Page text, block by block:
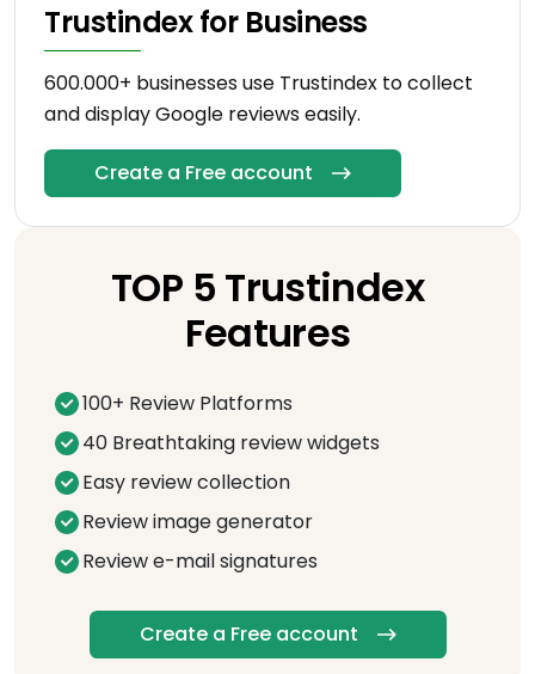
Trustindex for Business
600.000+ businesses use Trustindex to collect
and display Google reviews easily.
Create a Free account
TOP 5 Trustindex
Features
100+ Review Platforms
40 Breathtaking review widgets
Easy review collection
Review image generator
Review e-mail signatures
Create a Free account